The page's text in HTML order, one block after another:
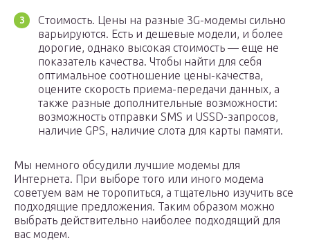
Стоимость. Цены на разные 3G-модемы сильно
варьируются. Есть и дешевые модели, и более
дорогие, однако высокая стоимость — еще не
показатель качества. Чтобы найти для себя
оптимальное соотношение цены-качества,
оцените скорость приема-передачи данных, а
также разные дополнительные возможности:
возможность отправки SMS и USSD-запросов,
наличие GPS, наличие слота для карты памяти.
Мы немного обсудили лучшие модемы для
Интернета. При выборе того или иного модема
советуем вам не торопиться, а тщательно изучить все
подходящие предложения. Таким образом можно
выбрать действительно наиболее подходящий для
вас модем.